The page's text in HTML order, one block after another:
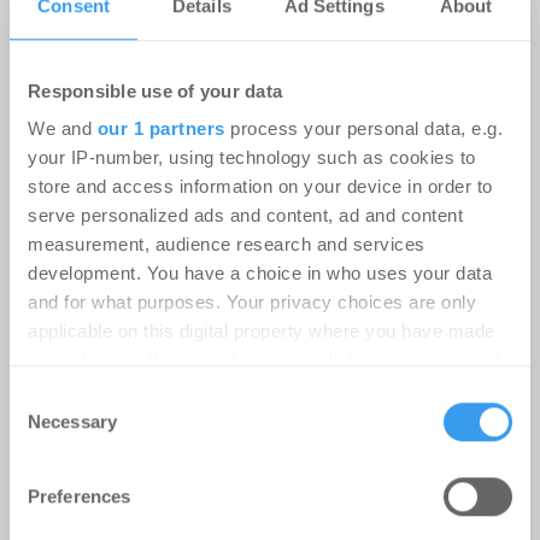
Consent Details Ad Settings About
Responsible use of your data
We and our 1 partners process your personal data, e.g.
your IP-number, using technology such as cookies to
store and access information on your device in order to
serve personalized ads and content, ad and content
measurement, audience research and services
development. You have a choice in who uses your data
and for what purposes. Your privacy choices are only
applicable on this digital property where you have made
the Privacy trigger icon.
Find out more about how your personal data is processed
and set your preferences in the
Selection
Necessary
Preferences
9.000 m² für weiteres Wachstum:
RUHR REAL vermittelt
Logistikfläche in Unna
Logistik | Deals Miete-06.08.2026
Login für den ganzen Artikel Wenn noch nicht